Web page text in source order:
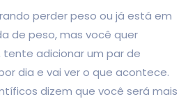
perder peso ou já está em
de peso, mas você quer
adicionar um par de
dia e vai ver o que acontece.
dizem que você será mais